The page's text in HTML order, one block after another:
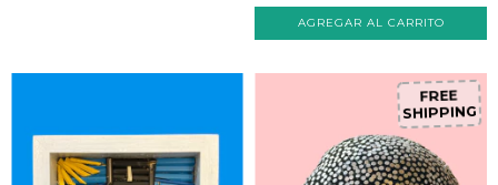
FREE
SHIPPING